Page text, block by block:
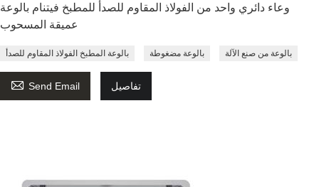
وعاء دائري واحد من الفولاذ المقاوم للصدأ للمطبخ فيتنام بالوعة
عميقة المسحوب
بالوعة المطبخ الفولاذ المقاوم للصدأ بالوعة مضغوطة بالوعة من صنع الآلة
 Send Email تفاصيل